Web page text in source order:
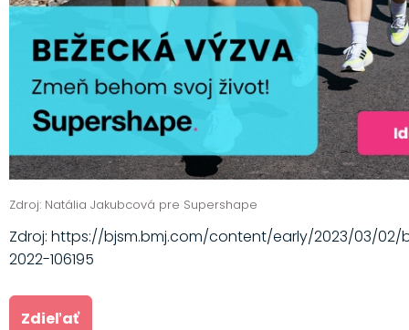
Zdroj: Natália Jakubcová pre Supershape
Zdroj: https://bjsm.bmj.com/content/early/2023/03/02/
2022-106195
Zdieľať